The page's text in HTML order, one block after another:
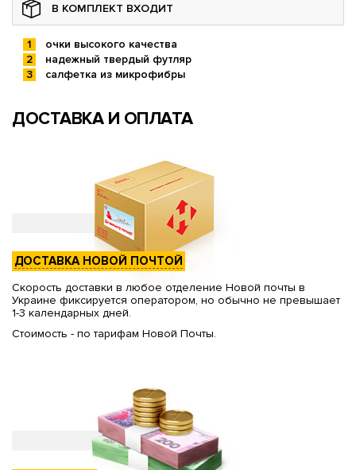
В КОМПЛЕКТ ВХОДИТ
очки высокого качества
надежный твердый футляр
салфетка из микрофибры
ДОСТАВКА И ОПЛАТА
ДОСТАВКА НОВОЙ ПОЧТОЙ
Скорость доставки в любое отделение Новой почты в
Украине фиксируется оператором, но обычно не превышает
1-3 календарных дней.
Стоимость - по тарифам Новой Почты.